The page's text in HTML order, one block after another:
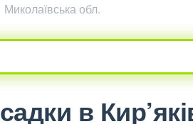
Миколаївська обл.
в